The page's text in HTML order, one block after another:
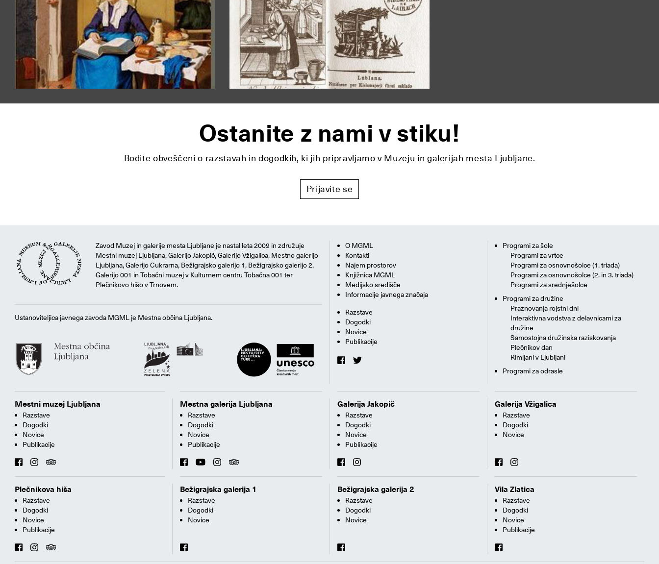
Ostanite z nami v stiku!
Bodite obveščeni o razstavah in dogodkih, ki jih pripravljamo v Muzeju in galerijah mesta Ljubljane.
Prijavite se
Zavod Muzej in galerije mesta Ljubljane je nastal leta 2009 in združuje
Mestni muzej Ljubljana, Galerijo Jakopič, Galerijo Vžigalica, Mestno galerijo
Ljubljana, Galerijo Cukrarna, Bežigrajsko galerijo 1, Bežigrajsko galerijo 2,
Galerijo 001 in Tobačni muzej v Kulturnem centru Tobačna 001 ter
Plečnikovo hišo v Trnovem.
Ustanoviteljica javnega zavoda MGML je Mestna občina Ljubljana.
O MGML
Kontakti
Najem prostorov
Knjižnica MGML
Medijsko središče
Informacije javnega značaja
Razstave
Dogodki
Novice
Publikacije
Programi za šole
Programi za vrtce
Programi za osnovnošolce (1. triada)
Programi za osnovnošolce (2. in 3. triada)
Programi za srednješolce
Programi za družine
Praznovanja rojstni dni
Interaktivna vodstva z delavnicami za
družine
Samostojna družinska raziskovanja
Plečnikov dan
Rimljani v Ljubljani
Programi za odrasle
Mestni muzej Ljubljana
Razstave
Dogodki
Novice
Publikacije
Mestna galerija Ljubljana
Razstave
Dogodki
Novice
Publikacije
Galerija Jakopič
Razstave
Dogodki
Novice
Publikacije
Galerija Vžigalica
Razstave
Dogodki
Novice
Plečnikova hiša
Razstave
Dogodki
Novice
Publikacije
Bežigrajska galerija 1
Razstave
Dogodki
Novice
Bežigrajska galerija 2
Razstave
Dogodki
Novice
Vila Zlatica
Razstave
Dogodki
Novice
Publikacije